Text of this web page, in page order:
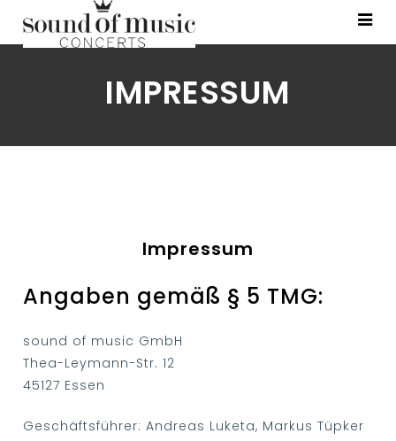
IMPRESSUM
Impressum
Angaben gemäß § 5 TMG:
sound of music GmbH
Thea-Leymann-Str. 12
45127 Essen
Geschäftsführer: Andreas Luketa, Markus Tüpker